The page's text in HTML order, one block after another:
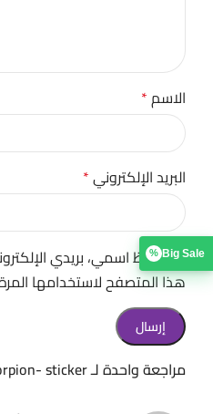
مراجعة واحدة لـsticker
الاسم*
البريد الإلكتروني*
احفظ اسمي، بريدي
هذا المتصفح لاستخدامها
% Big Sale